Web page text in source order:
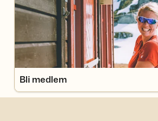
Bli medlem